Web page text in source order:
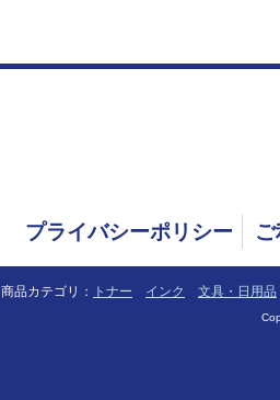
プライバシーポリシー
商品カテゴリ： トナー インク 文具・日用品